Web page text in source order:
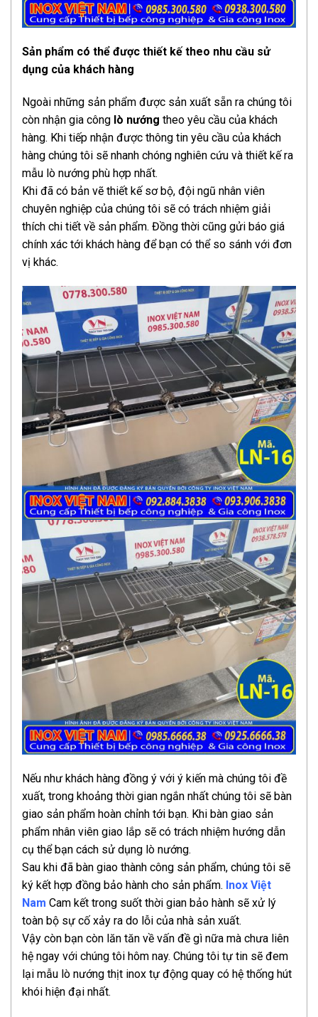
Sản phẩm có thể được thiết kế theo nhu cầu sử
dụng của khách hàng
Ngoài những sản phẩm được sản xuất sẵn ra chúng tôi
còn nhận gia công lò nướng theo yêu cầu của khách
hàng. Khi tiếp nhận được thông tin yêu cầu của khách
hàng chúng tôi sẽ nhanh chóng nghiên cứu và thiết kế ra
mẫu lò nướng phù hợp nhất.
Khi đã có bản vẽ thiết kế sơ bộ, đội ngũ nhân viên
chuyên nghiệp của chúng tôi sẽ có trách nhiệm giải
thích chi tiết về sản phẩm. Đồng thời cũng gửi báo giá
chính xác tới khách hàng để bạn có thể so sánh với đơn
vị khác.
Nếu như khách hàng đồng ý với ý kiến mà chúng tôi đề
xuất, trong khoảng thời gian ngắn nhất chúng tôi sẽ bàn
giao sản phẩm hoàn chỉnh tới bạn. Khi bàn giao sản
phẩm nhân viên giao lắp sẽ có trách nhiệm hướng dẫn
cụ thể bạn cách sử dụng lò nướng.
Sau khi đã bàn giao thành công sản phẩm, chúng tôi sẽ
ký kết hợp đồng bảo hành cho sản phẩm. Inox Việt
Nam Cam kết trong suốt thời gian bảo hành sẽ xử lý
toàn bộ sự cố xảy ra do lỗi của nhà sản xuất.
Vậy còn bạn còn lăn tăn về vấn đề gì nữa mà chưa liên
hệ ngay với chúng tôi hôm nay. Chúng tôi tự tin sẽ đem
lại mẫu lò nướng thịt inox tự động quay có hệ thống hút
khói hiện đại nhất.